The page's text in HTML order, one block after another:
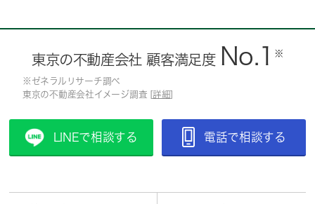
東京の不動産会社 顧客満足度 No.1 ※
※ゼネラルリサーチ調べ
東京の不動産会社イメージ調査 [ 詳細
LINEで相談する 電話で相談する